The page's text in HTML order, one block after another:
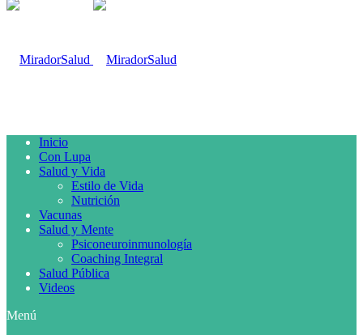
Inicio
Con Lupa
Salud y Vida
Estilo de Vida
Nutrición
Vacunas
Salud y Mente
Psiconeuroinmunología
Coaching Integral
Salud Pública
Videos
Menú